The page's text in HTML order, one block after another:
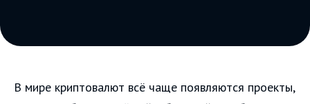
В мире криптовалют всё чаще появляются проекты,